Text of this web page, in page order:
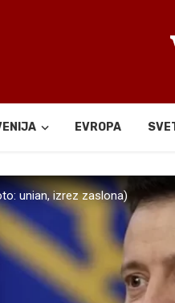
EVROPA
unian, izrez zaslona)